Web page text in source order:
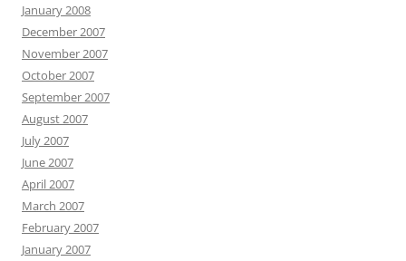
January 2008
December 2007
November 2007
October 2007
September 2007
August 2007
July 2007
June 2007
April 2007
March 2007
February 2007
January 2007